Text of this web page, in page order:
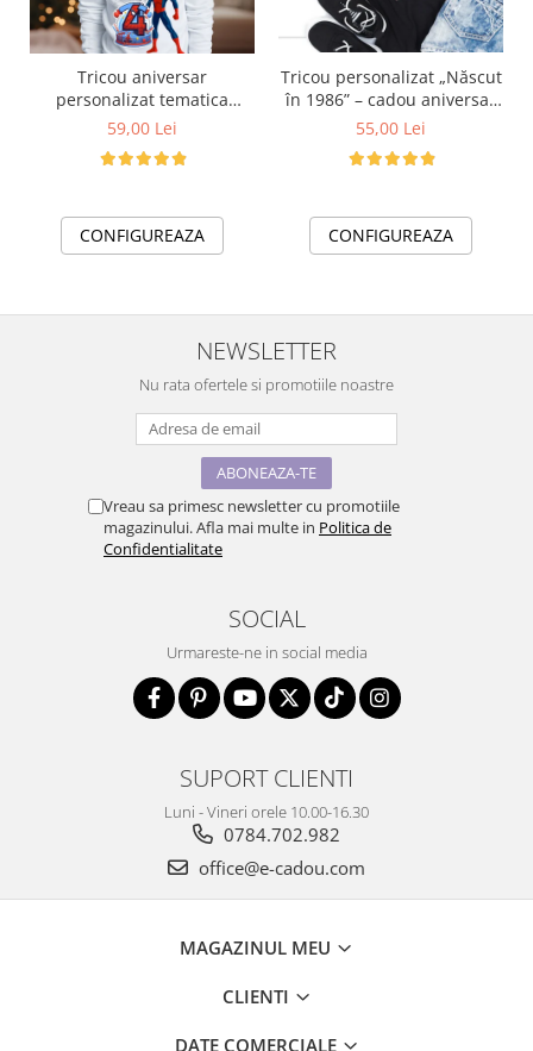
Tricou aniversar
personalizat tematica
Spiderman cu tort aniversar
59,00 Lei
CONFIGUREAZA
Tricou personalizat „Născut
în 1986” – cadou aniversar
cu mesaj amuzant
55,00 Lei
CONFIGUREAZA
NEWSLETTER
Nu rata ofertele si promotiile noastre
Vreau sa primesc newsletter cu promotiile
magazinului. Afla mai multe in Politica de
Confidentialitate
SOCIAL
Urmareste-ne in social media
SUPORT CLIENTI
Luni - Vineri orele 10.00-16.30
0784.702.982
office@e-cadou.com
MAGAZINUL MEU
CLIENTI
DATE COMERCIALE